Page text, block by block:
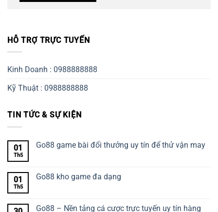
HỖ TRỢ TRỰC TUYẾN
Kinh Doanh : 0988888888
Kỹ Thuật : 0988888888
TIN TỨC & SỰ KIỆN
01
Th5
Go88 game bài đổi thưởng uy tín để thử vận may
01
Th5
Go88 kho game đa dạng
Go88 – Nền tảng cá cược trực tuyến uy tín hàng